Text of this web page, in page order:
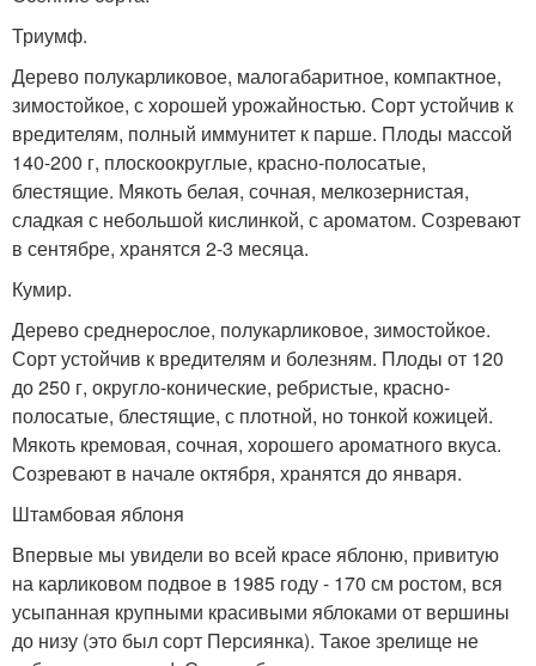
Триумф.
Дерево полукарликовое, малогабаритное, компактное,
зимостойкое, с хорошей урожайностью. Сорт устойчив к
вредителям, полный иммунитет к парше. Плоды массой
140-200 г, плоскоокруглые, красно-полосатые,
блестящие. Мякоть белая, сочная, мелкозернистая,
сладкая с небольшой кислинкой, с ароматом. Созревают
в сентябре, хранятся 2-3 месяца.
Кумир.
Дерево среднерослое, полукарликовое, зимостойкое.
Сорт устойчив к вредителям и болезням. Плоды от 120
до 250 г, округло-конические, ребристые, красно-
полосатые, блестящие, с плотной, но тонкой кожицей.
Мякоть кремовая, сочная, хорошего ароматного вкуса.
Созревают в начале октября, хранятся до января.
Штамбовая яблоня
Впервые мы увидели во всей красе яблоню, привитую
на карликовом подвое в 1985 году - 170 см ростом, вся
усыпанная крупными красивыми яблоками от вершины
до низу (это был сорт Персиянка). Такое зрелище не